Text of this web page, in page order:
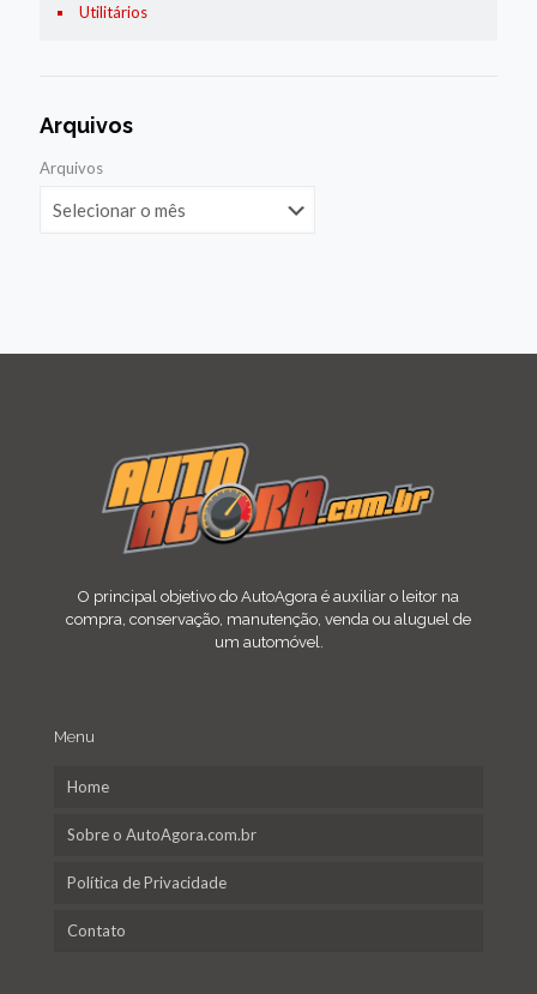
Utilitários
Arquivos
Arquivos
O principal objetivo do AutoAgora é auxiliar o leitor na
compra, conservação, manutenção, venda ou aluguel de
um automóvel.
Menu
Home
Sobre o AutoAgora.com.br
Política de Privacidade
Contato